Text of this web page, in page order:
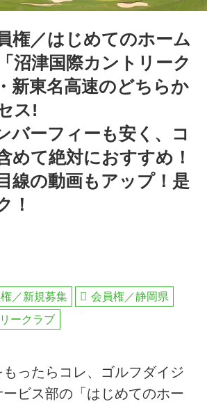
権／はじめてのホーム
沼津国際カントリーク
新東名高速のどちらか
ス!
バーフィーも安く、コ
めて絶対におすすめ！
線の動画もアップ！是
！
／新規募集
会員権／静岡県
ークラブ
ったらコレ、ゴルフダイジ
ービス部の「はじめてのホー